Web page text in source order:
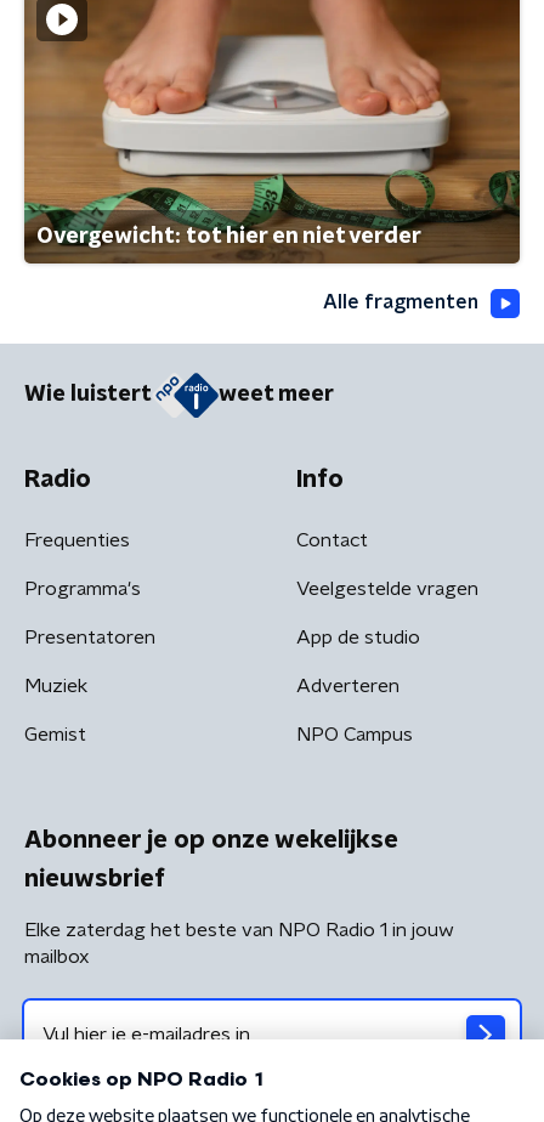
Overgewicht: tot hier en niet verder
Alle fragmenten
Wie luistert weet meer
Radio
Frequenties
Programma's
Presentatoren
Muziek
Gemist
Info
Contact
Veelgestelde vragen
App de studio
Adverteren
NPO Campus
Abonneer je op onze wekelijkse
nieuwsbrief
Elke zaterdag het beste van NPO Radio 1 in jouw
mailbox